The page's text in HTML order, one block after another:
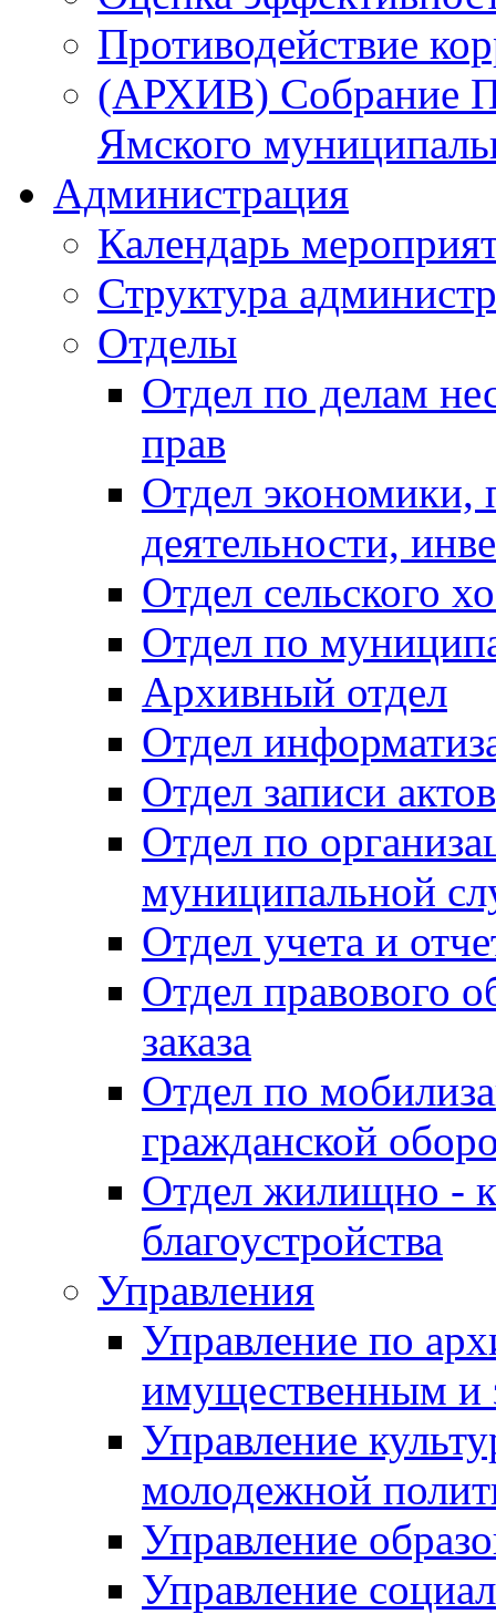
Противодействие
(АРХИВ) Собрание
Ямского
Администрация
Календарь
Структура
Отделы
Отдел по делам
прав
Отдел экономики,
деятельности,
Отдел сельского
Отдел по
Архивный отдел
Отдел
Отдел записи
Отдел по
муниципальной
Отдел учета и
Отдел правового
заказа
Отдел по
гражданской
Отдел жилищно -
благоустройства
Управления
Управление по
имущественным и
Управление
молодежной
Управление
Управление